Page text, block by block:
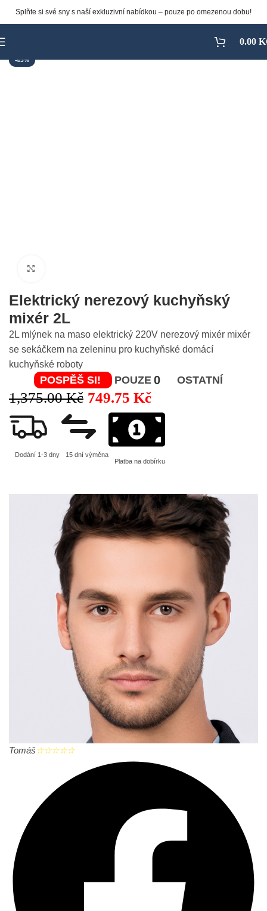
Splňte si své sny s naší exkluzivní nabídkou – pouze po omezenou dobu!
0.00
-45%
Elektrický nerezový kuchyňský
mixér 2L
2L mlýnek na maso elektrický 220V nerezový mixér mixér
se sekáčkem na zeleninu pro kuchyňské domácí
kuchyňské roboty
POSPĚŠ SI! POUZE 0 OSTATNÍ
1,375.00Kč 749.75 Kč
Dodání 1-3 dny
15 dní výměna
Platba na dobírku
Tomáš ☆☆☆☆☆